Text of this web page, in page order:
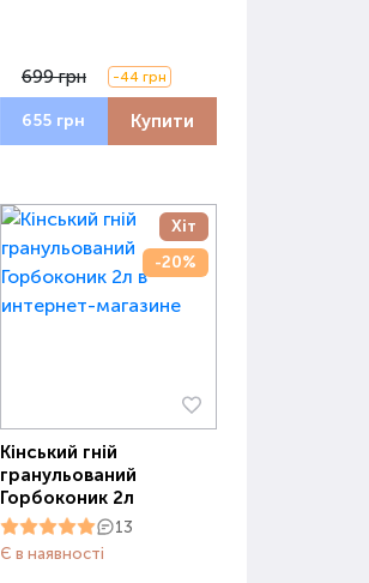
699 грн -44 грн
655 грн Купити
Хіт
-20%
Кінський гній
гранульований
Горбоконик 2л
13
Є в наявності